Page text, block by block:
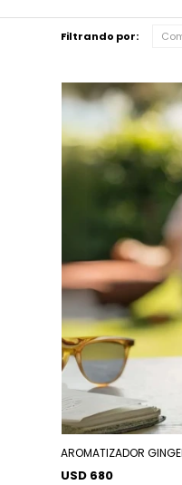
Filtrando por:
AROMATIZADOR
USD 680